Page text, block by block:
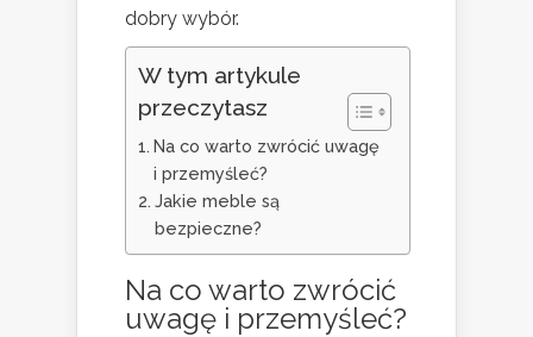
dobry wybór.
W tym artykule
przeczytasz
Na co warto zwrócić uwagę
i przemyśleć?
Jakie meble są
bezpieczne?
Na co warto zwrócić
uwagę i przemyśleć?